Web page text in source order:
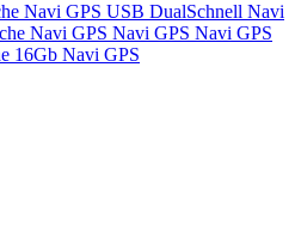
Navi GPS USB DualSchnell Navi
Navi GPS Navi GPS Navi GPS
16Gb Navi GPS